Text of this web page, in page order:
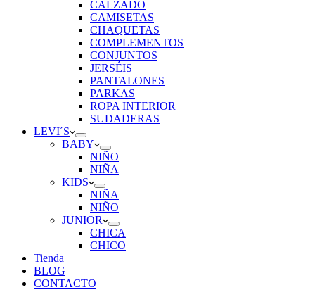
CALZADO
CAMISETAS
CHAQUETAS
COMPLEMENTOS
CONJUNTOS
JERSÉIS
PANTALONES
PARKAS
ROPA INTERIOR
SUDADERAS
LEVI´S
BABY
NIÑO
NIÑA
KIDS
NIÑA
NIÑO
JUNIOR
CHICA
CHICO
Tienda
BLOG
CONTACTO